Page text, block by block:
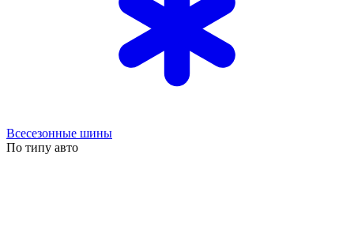
Всесезонные шины
По типу авто